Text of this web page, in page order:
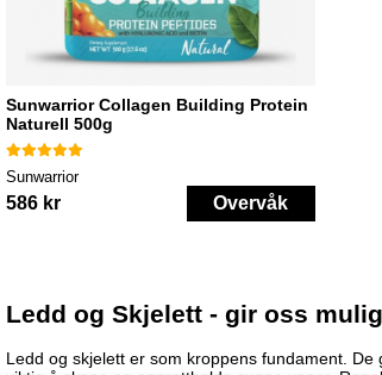
Sunwarrior Collagen Building Protein
Naturell 500g
Sunwarrior
586 kr Overvåk
Ledd og Skjelett - gir oss
Ledd og skjelett er som kroppens fundament.